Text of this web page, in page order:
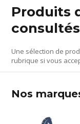
Produits
Une sélection de
rubrique si vous
Nos